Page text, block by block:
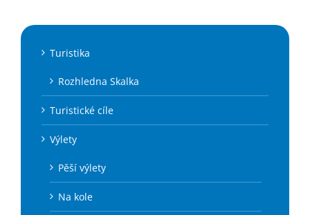
Turistika
Rozhledna Skalka
Turistické cíle
Výlety
Pěší výlety
Na kole